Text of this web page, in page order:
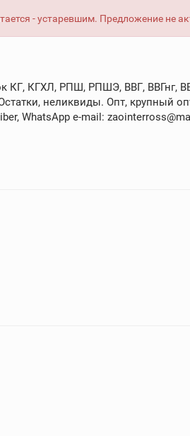
- устаревшим. Предложение не
КГХЛ, РПШ, РПШЭ, ВВГ, ВВГнг,
неликвиды. Опт, крупный
WhatsApp e-mail: